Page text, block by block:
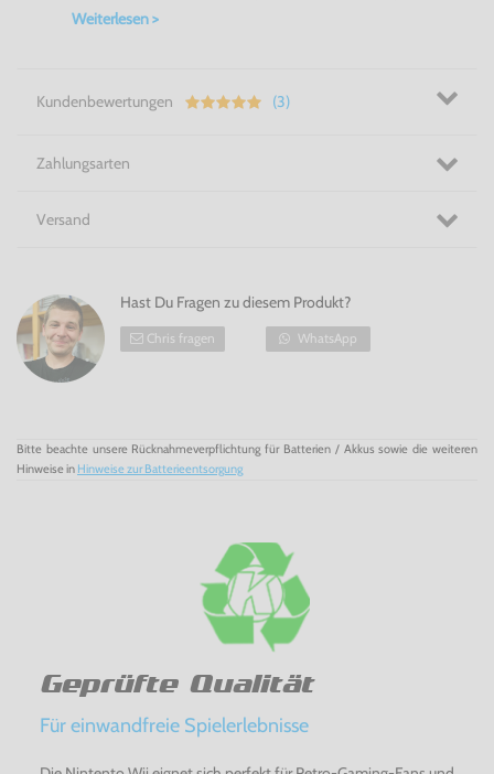
ausgeben kannst. Errichte mit dem Park-Editor deine
eigenen Traumpark in Echtzeit-3D und statte ihn mit
für zwei Spieler sorgen in Tony Hawks Pro Skater 2 für die
Dreamcastfür Abwechslung und Spielspaß pur. Tausche
Rage Against the Machine, Naughty by Nature, Papa Roach
und vielen weiteren Top-Acts kracht voll rein!
Sieh dich vor, Hawk. Hier kommt der Neue auf dem
Weiterlesen >
Kundenbewertungen (3)
Zahlungsarten
Versand
Hast Du Fragen zu diesem Produkt?
Chris fragen WhatsApp
Bitte beachte unsere Rücknahmeverpflichtung für Batterien / Akkus sowie die weiteren
Hinweise in Hinweise zur Batterieentsorgung
Geprüfte Qualität
Für einwandfreie Spielerlebnisse